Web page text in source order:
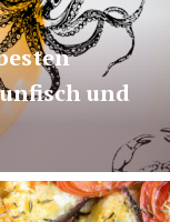
und